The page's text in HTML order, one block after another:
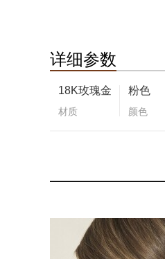
详细参数
18K玫瑰金
材质
粉色
颜色